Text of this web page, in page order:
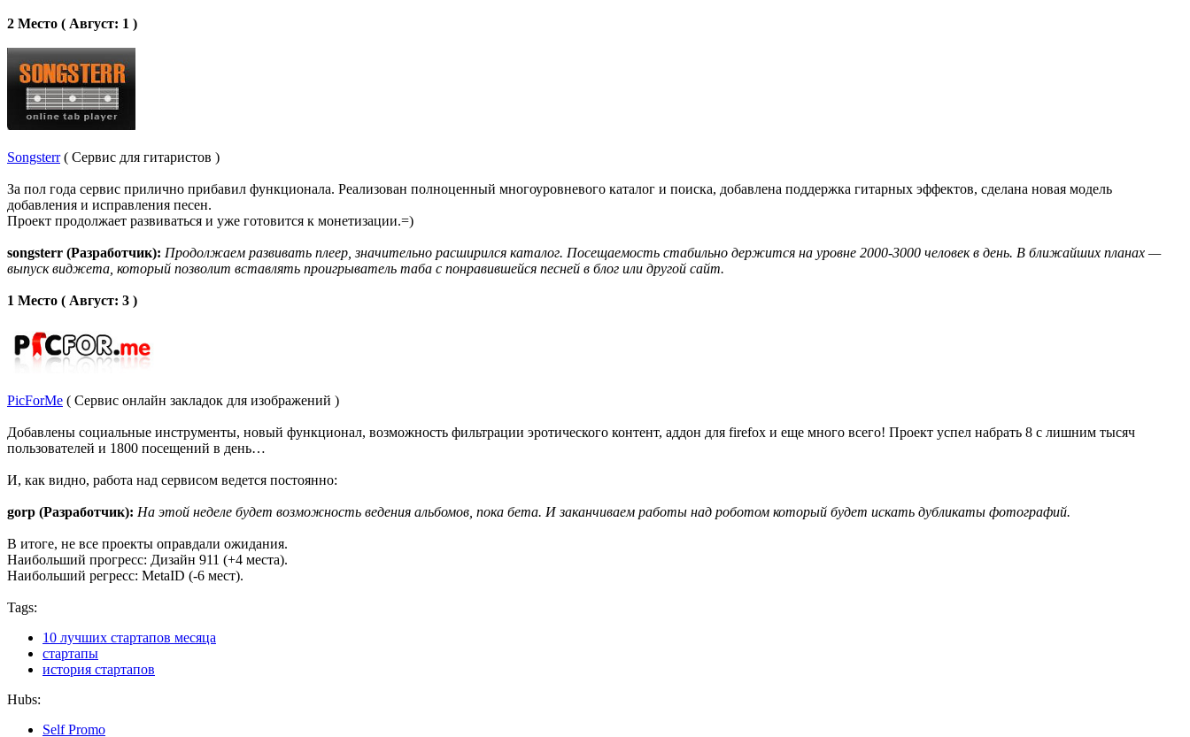
2 Место ( Август: 1 )
Songsterr( Сервис для гитаристов )
За пол года сервис прилично прибавил функционала. Реализован полноценный многоуровневого каталог и поиска, добавлена поддержка гитарных эффектов, сделана новая модель
добавления и исправления песен.
Проект продолжает развиваться и уже готовится к монетизации.=)
songsterr (Разработчик): Продолжаем развивать плеер, значительно расширился каталог. Посещаемость стабильно держится на уровне 2000-3000 человек в день. В ближайших планах —
выпуск виджета, который позволит вставлять проигрыватель таба с понравившейся песней в блог или другой сайт.
1 Место ( Август: 3 )
PicForMe ( Сервис онлайн закладок для изображений )
Добавлены социальные инструменты, новый функционал, возможность фильтрации эротического контент, аддон для firefox и еще много всего! Проект успел набрать 8 с лишним тысяч
пользователей и 1800 посещений в день…
И, как видно, работа над сервисом ведется постоянно:
gorp (Разработчик): На этой неделе будет возможность ведения альбомов, пока бета. И заканчиваем работы над роботом который будет искать дубликаты фотографий.
В итоге, не все проекты оправдали ожидания.
Наибольший прогресс: Дизайн 911 (+4 места).
Наибольший регресс: MetaID (-6 мест).
Tags:
10 лучших стартапов месяца
стартапы
история стартапов
Hubs:
Self Promo